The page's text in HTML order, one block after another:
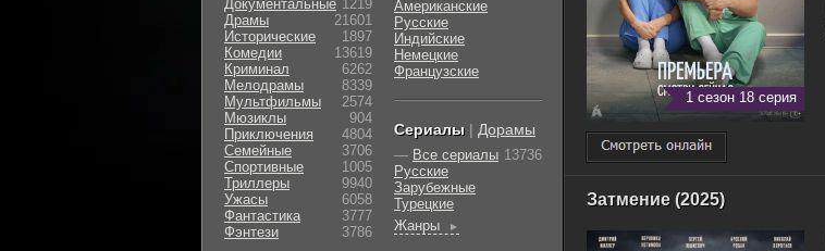
1 сезон 18 серия
Затмение (2025)
Документальные 1219
Драмы
21601
Исторические
1897
Комедии
13619
Криминал
6262
Мелодрамы
8339
Мультфильмы
2574
Мюзиклы
904
Приключения
4804
Семейные
3706
Cпортивные
1005
Триллеры
9940
Ужасы
6058
Фантастика
3777
Фэнтези
3786
Американские
Русские
Индийские
Немецкие
Французские
Сериалы | Дорамы
— Все сериалы 13736
Русские
Зарубежные
Турецкие
Жанры
►